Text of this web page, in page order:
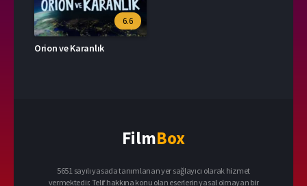
6.6
Orion ve Karanlık
FilmBox
5651 sayılı yasada tanımlanan yer sağlayıcı olarak hizmet
vermektedir. Telif hakkına konu olan eserlerin yasal olmayan bir